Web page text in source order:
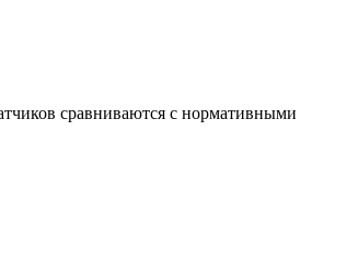
сравниваются с нормативными